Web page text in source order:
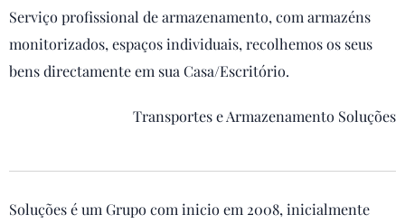
Serviço profissional de armazenamento, com armazéns
monitorizados, espaços individuais, recolhemos os seus
bens directamente em sua Casa/Escritório.
Transportes e Armazenamento Soluções
Soluções é um Grupo com inicio em 2008, inicialmente